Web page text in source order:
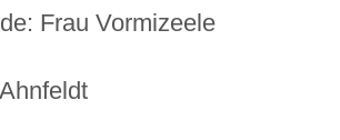
Frau Vormizeele